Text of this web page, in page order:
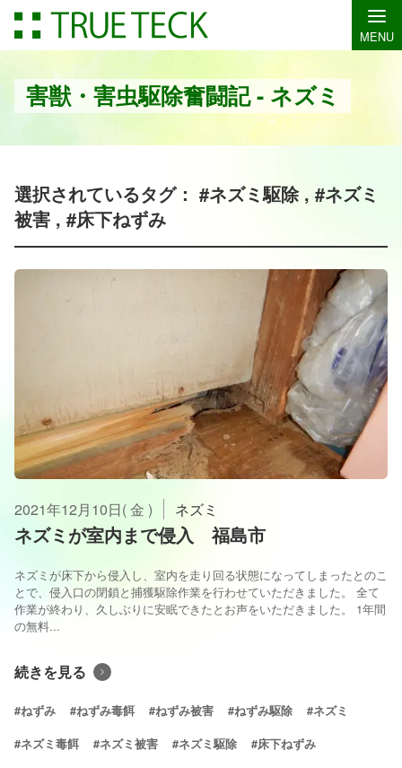
MENU
害獣・害虫駆除奮闘記 - ネズミ
選択されているタグ： #ネズミ駆除 , #ネズミ
被害 , #床下ねずみ
2021年12月10日( 金 ) ネズミ
ネズミが室内まで侵入 福島市
ネズミが床下から侵入し、室内を走り回る状態になってしまったとのこ
とで、侵入口の閉鎖と捕獲駆除作業を行わせていただきました。 全て
作業が終わり、久しぶりに安眠できたとお声をいただきました。 1年間
の無料...
続きを見る
#ねずみ #ねずみ毒餌 #ねずみ被害 #ねずみ駆除 #ネズミ
#ネズミ毒餌 #ネズミ被害 #ネズミ駆除 #床下ねずみ